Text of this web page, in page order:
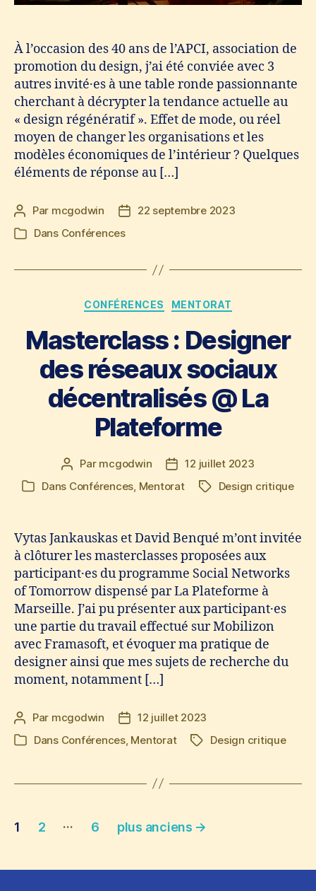
À l’occasion des 40 ans de l’APCI, association de
promotion du design, j’ai été conviée avec 3
autres invité·es à une table ronde passionnante
cherchant à décrypter la tendance actuelle au
« design régénératif ». Effet de mode, ou réel
moyen de changer les organisations et les
modèles économiques de l’intérieur ? Quelques
éléments de réponse au […]
Auteur
de
l’article
Par mcgodwin
Date22 septembre 2023
Catégories
Dans Conférences
Catégories
CONFÉRENCES MENTORAT
Masterclass : Designer
des réseaux sociaux
décentralisés @ La
Plateforme
Auteur
de
Par mcgodwin
Date
l’article
12 juillet 2023
Catégories
Dans Conférences Mentorat Étiquettes
Design critique
Vytas Jankauskas et David Benqué m’ont invitée
à clôturer les masterclasses proposées aux
participant·es du programme Social Networks
of Tomorrow dispensé par La Plateforme à
Marseille. J’ai pu présenter aux participant·es
une partie du travail effectué sur Mobilizon
avec Framasoft, et évoquer ma pratique de
designer ainsi que mes sujets de recherche du
moment, notamment […]
Auteur
de
l’article
Par mcgodwin
Date
l’article
12 juillet 2023
Catégories
Dans Conférences, Mentorat Étiquettes
Design critique
Pagination
publications
1 2 … 6 plus anciens →